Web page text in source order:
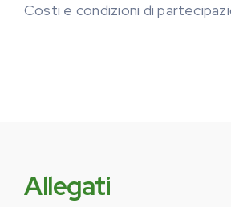
Costi e condizioni di
Allegati